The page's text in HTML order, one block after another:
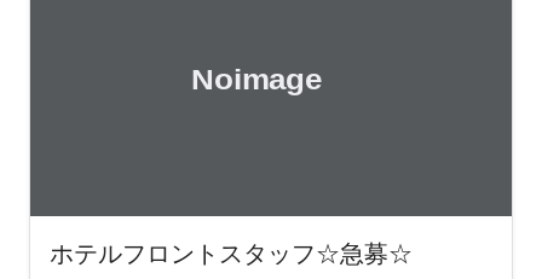
ホテルフロントスタッフ☆急募☆